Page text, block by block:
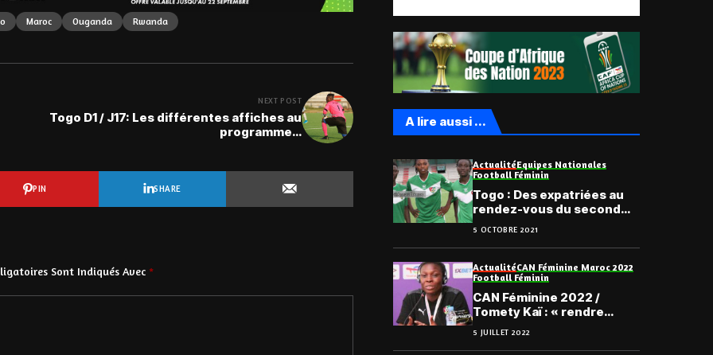
Maroc Ouganda Rwanda
NEXT POST
Togo D1 / J17: Les différentes affiches au
programme…
PIN SHARE
Sont Indiqués Avec *
A lire aussi ...
ActualitéEquipes Nationales
Football Féminin
Togo : Des expatriées au
rendez-vous du second
stage des Éperviers
Dames
5 OCTOBRE 2021
ActualitéCAN Féminine Maroc 2022
Football Féminin
CAN Féminine 2022 /
Tomety Kaï : « rendre
l’impossible, possible… »
5 JUILLET 2022